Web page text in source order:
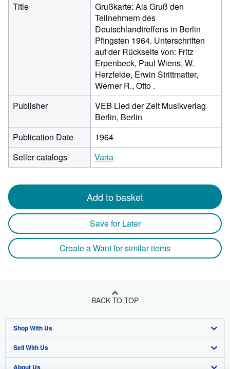
Title
Grußkarte: Als Gruß den
Teilnehmern des
Deutschlandtreffens in Berlin
Pfingsten 1964. Unterschriften
auf der Rückseite von: Fritz
Erpenbeck, Paul Wiens, W.
Herzfelde, Erwin Strittmatter,
Werner R., Otto .
Publisher
VEB Lied der Zeit Musikverlag
Berlin, Berlin
Publication Date
1964
Seller catalogs
Varia
Add to basket
Save for Later
Create a Want for similar items
BACK TO TOP
Shop With Us
Advanced Search
Browse Collections
Sell With Us
Start Selling
About Us